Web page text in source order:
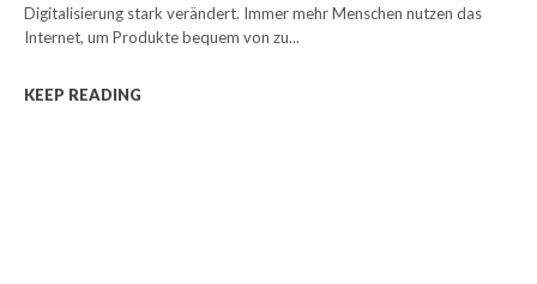
Digitalisierung stark verändert. Immer mehr Menschen nutzen das
Internet, um Produkte bequem von zu...
KEEP READING